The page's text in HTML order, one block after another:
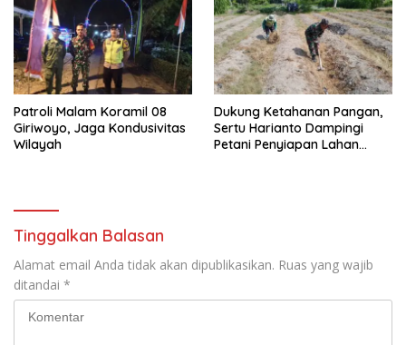
Patroli Malam Koramil 08
Giriwoyo, Jaga Kondusivitas
Wilayah
Dukung Ketahanan Pangan,
Sertu Harianto Dampingi
Petani Penyiapan Lahan
Tinggalkan Balasan
Alamat email Anda tidak akan dipublikasikan. Ruas yang wajib
ditandai *